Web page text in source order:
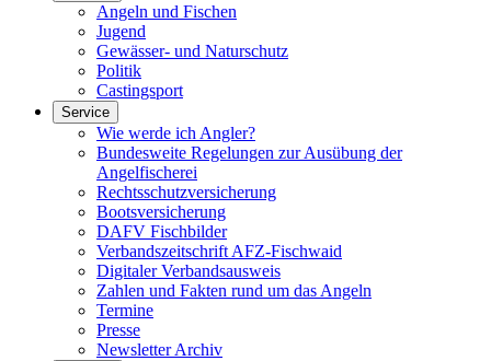
Angeln und Fischen
Jugend
Gewässer- und Naturschutz
Politik
Castingsport
Service
Wie werde ich Angler?
Bundesweite Regelungen zur Ausübung der
Angelfischerei
Rechtsschutzversicherung
Bootsversicherung
DAFV Fischbilder
Verbandszeitschrift AFZ-Fischwaid
Digitaler Verbandsausweis
Zahlen und Fakten rund um das Angeln
Termine
Presse
Newsletter Archiv